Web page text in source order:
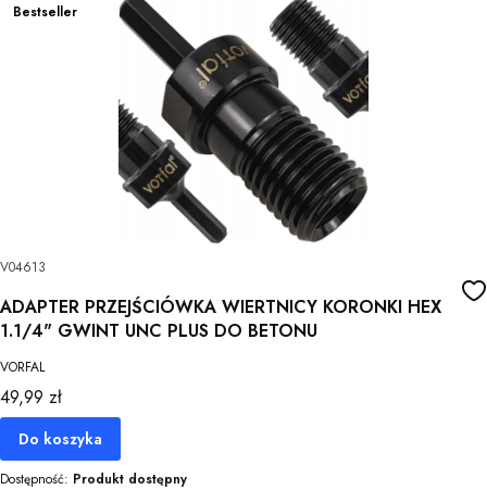
Bestseller
V04613
ADAPTER PRZEJŚCIÓWKA WIERTNICY KORONKI HEX
1.1/4" GWINT UNC PLUS DO BETONU
VORFAL
Cena
49,99 zł
Do koszyka
Dostępność: Produkt dostępny